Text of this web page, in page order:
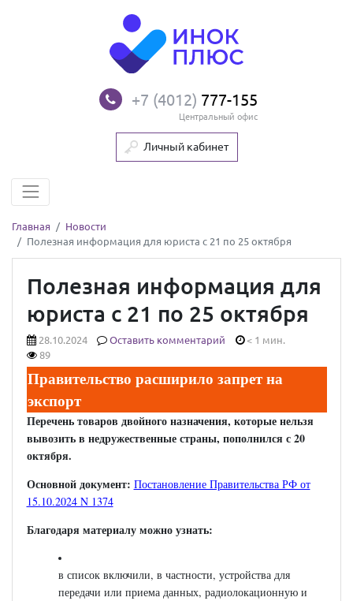
+7 (4012) 777-155
Центральный офис
Личный кабинет
Главная
Новости
Полезная информация для юриста с 21 по 25 октября
Полезная информация для
юриста с 21 по 25 октября
28.10.2024 Оставить комментарий
< 1 мин.
89
Правительство расширило запрет на
экспорт
Перечень товаров двойного назначения, которые нельзя
вывозить в недружественные страны, пополнился с 20
октября.
Основной документ: Постановление Правительства РФ от
15.10.2024 N 1374
Благодаря материалу можно узнать:
в список включили, в частности, устройства для
передачи или приема данных, радиолокационную и